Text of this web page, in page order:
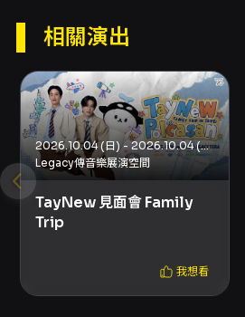
方式取得票券，主辦單位與售
單並保留相關法律責任追究
與主辦公告為準，相關流程
票、身心障礙認證、付款方
說明為依據。 來源：KKTIX
注意事項
- 禁止攜帶相機、攝影機、
料、任何種類的金屬、玻璃
筆、煙火或其他危險物品。 -
場年齡資格，主辦單位有權
或補償。 - 請妥善保管票券
相關演出
2026.10.04 (日) - 2026.10.04 (日)
Legacy傳音樂展演空間
TayNew 見面會 Family
Trip
我想看